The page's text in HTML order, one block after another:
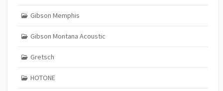
Gibson Memphis
Gibson Montana Acoustic
Gretsch
HOTONE